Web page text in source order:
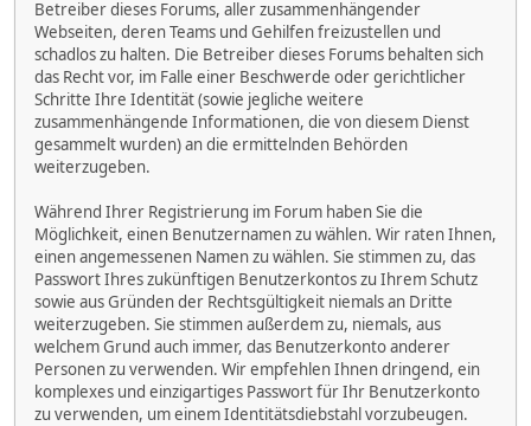
Betreiber dieses Forums, aller zusammenhängender
Webseiten, deren Teams und Gehilfen freizustellen und
schadlos zu halten. Die Betreiber dieses Forums behalten sich
das Recht vor, im Falle einer Beschwerde oder gerichtlicher
Schritte Ihre Identität (sowie jegliche weitere
zusammenhängende Informationen, die von diesem Dienst
gesammelt wurden) an die ermittelnden Behörden
weiterzugeben.
Während Ihrer Registrierung im Forum haben Sie die
Möglichkeit, einen Benutzernamen zu wählen. Wir raten Ihnen,
einen angemessenen Namen zu wählen. Sie stimmen zu, das
Passwort Ihres zukünftigen Benutzerkontos zu Ihrem Schutz
sowie aus Gründen der Rechtsgültigkeit niemals an Dritte
weiterzugeben. Sie stimmen außerdem zu, niemals, aus
welchem Grund auch immer, das Benutzerkonto anderer
Personen zu verwenden. Wir empfehlen Ihnen dringend, ein
komplexes und einzigartiges Passwort für Ihr Benutzerkonto
zu verwenden, um einem Identitätsdiebstahl vorzubeugen.